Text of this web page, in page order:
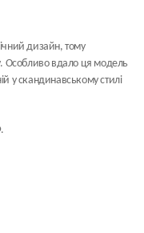
дизайн, тому
Особливо вдало ця модель
у скандинавському стилі